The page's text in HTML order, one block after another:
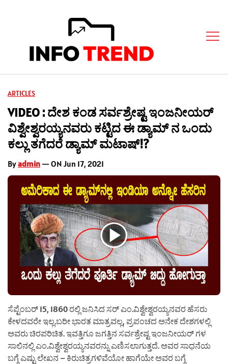
ARTICLES
VIDEO : ದೇಶ ಕಂಡ ಸರ್ವಶ್ರೇಷ್ಟ ಇಂಜನೀಯರ್
ವಿಶ್ವೇಶ್ವರಯ್ಯನವರು ಕಟ್ಟಿದ ಈ ಡ್ಯಾಮ್ ನ ಒಂದು
ಕಲ್ಲು ತಗೆದರೆ ಡ್ಯಾಮ್ ಮಟಾಷ್!?
Byadmin — ON Jun 17, 2021
ಸೆಪ್ಟೆಂಬರ್ 15, 1860 ರಲ್ಲಿ ಜನಿಸಿದ ಸರ್ ಎಂ.ವಿಶ್ವೇಶ್ವರಯ್ಯನವರ ಹೆಸರು
ಕೇಳದವರೇ ಇಲ್ಲ.ಬರೀ ಭಾರತ ಮಾತ್ರವಲ್ಲ, ಪ್ರಪಂಚದ ಅನೇಕ ದೇಶಗಳಲ್ಲಿ
ಅವರು ಚಿರಪರಿಚಿತ‌. ಇವತ್ತಿಗೂ ಜಗತ್ತಿನ ಸರ್ವಶ್ರೇಷ್ಟ ಇಂಜನೀಯರ್ ಗಳ
ಸಾಲಿನಲ್ಲಿ ಎಂ.ವಿಶ್ವೇಶ್ವರಯ್ಯನವರನ್ನು ಎಣಿಸಲಾಗುತ್ತದೆ. ಅವರ ಸಾಧನೆಯ
ಬಗ್ಗೆ ಎಷ್ಟು ಲೇಖನ – ಕಿರುಚಿತ್ರಗಳಿವೆಯೋ ಹಾಗೆಯೇ ಅವರ ಬಗ್ಗೆ